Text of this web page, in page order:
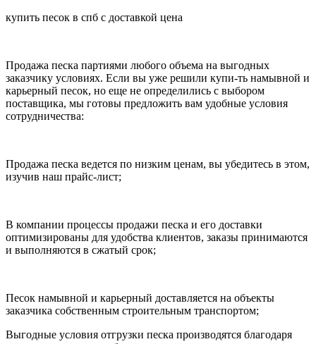
купить песок в спб с доставкой цена
Продажа песка партиями любого объема на выгодных
заказчику условиях. Если вы уже решили купи-ть намывной и
карьерный песок, но еще не определились с выбором
поставщика, мы готовы предложить вам удобные условия
сотрудничества:
Продажа песка ведется по низким ценам, вы убедитесь в этом,
изучив наш прайс-лист;
В компании процессы продажи песка и его доставки
оптимизированы для удобства клиентов, заказы принимаются
и выполняются в сжатый срок;
Песок намывной и карьерный доставляется на объекты
заказчика собственным строительным транспортом;
Выгодные условия отгрузки песка производятся благодаря